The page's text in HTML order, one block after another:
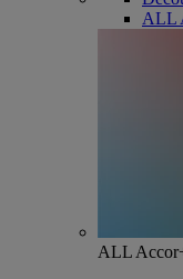
ALL
ALL